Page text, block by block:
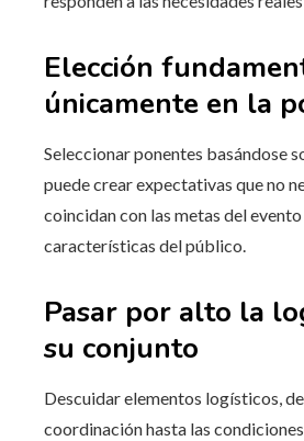
Elección
únicamente en la
Seleccionar ponentes basándose
puede crear expectativas que no
coincidan con las metas del evento
características del público.
Pasar por alto la
su conjunto
Descuidar elementos logísticos,
coordinación hasta las